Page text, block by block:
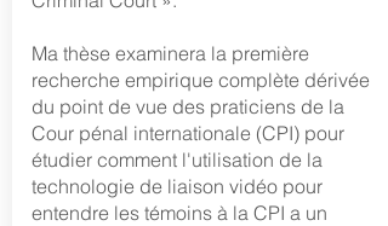
Ma thèse examinera la première
recherche empirique complète dérivée
du point de vue des praticiens de la
Cour pénal internationale (CPI) pour
étudier comment l'utilisation de la
technologie de liaison vidéo pour
entendre les témoins à la CPI a un